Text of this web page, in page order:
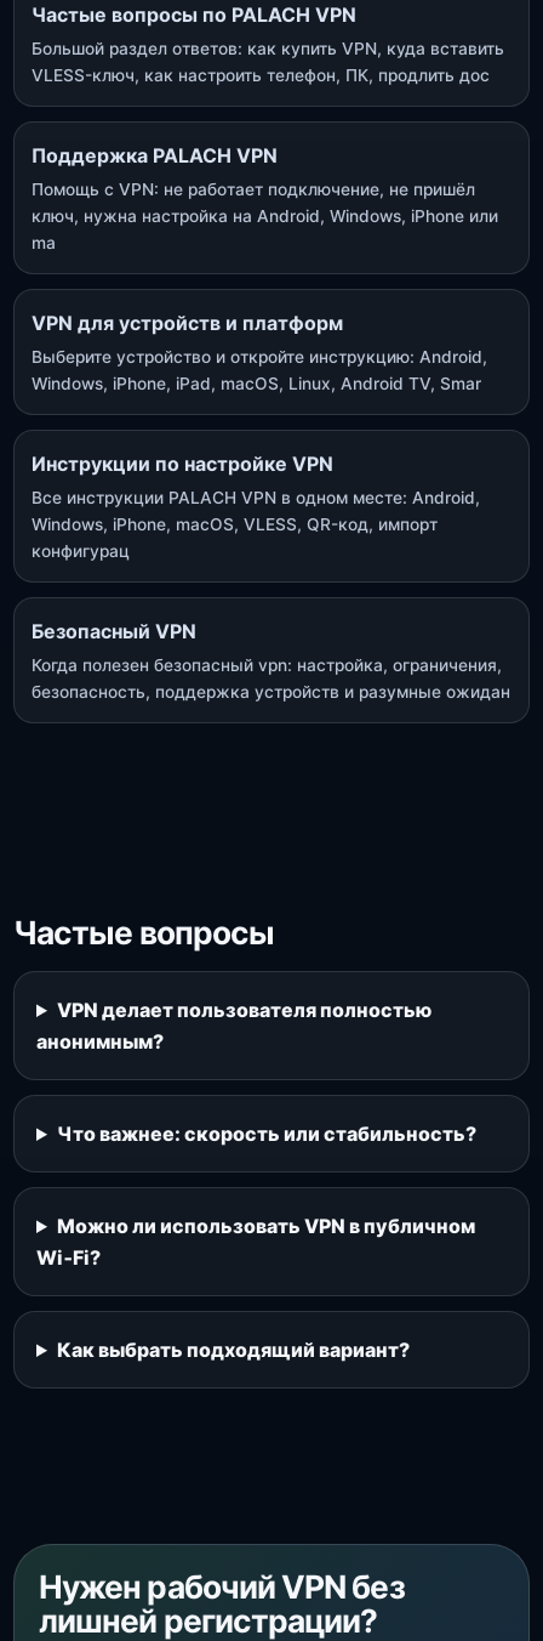
Частые вопросы по PALACH VPN
Большой раздел ответов: как купить VPN, куда вставить
VLESS-ключ, как настроить телефон, ПК, продлить дос
Поддержка PALACH VPN
Помощь с VPN: не работает подключение, не пришёл
ключ, нужна настройка на Android, Windows, iPhone или
ma
VPN для устройств и платформ
Выберите устройство и откройте инструкцию: Android,
Windows, iPhone, iPad, macOS, Linux, Android TV, Smar
Инструкции по настройке VPN
Все инструкции PALACH VPN в одном месте: Android,
Windows, iPhone, macOS, VLESS, QR-код, импорт
конфигурац
Безопасный VPN
Когда полезен безопасный vpn: настройка, ограничения,
безопасность, поддержка устройств и разумные ожидан
Частые вопросы
VPN делает пользователя полностью
анонимным?
Что важнее: скорость или стабильность?
Можно ли использовать VPN в публичном
Wi‑Fi?
Как выбрать подходящий вариант?
Нужен рабочий VPN без
лишней регистрации?